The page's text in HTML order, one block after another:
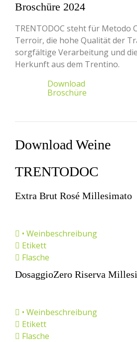
Broschüre 2024
TRENTODOC steht für Metodo
Terroir, die hohe Qualität der
sorgfältige Verarbeitung und
Herkunft aus dem Trentino.
Download
Broschüre
Download Weine
TRENTODOC
Extra Brut Rosé Millesimato
• Weinbeschreibung
Etikett
Flasche
DosaggioZero Riserva
• Weinbeschreibung
Etikett
Flasche